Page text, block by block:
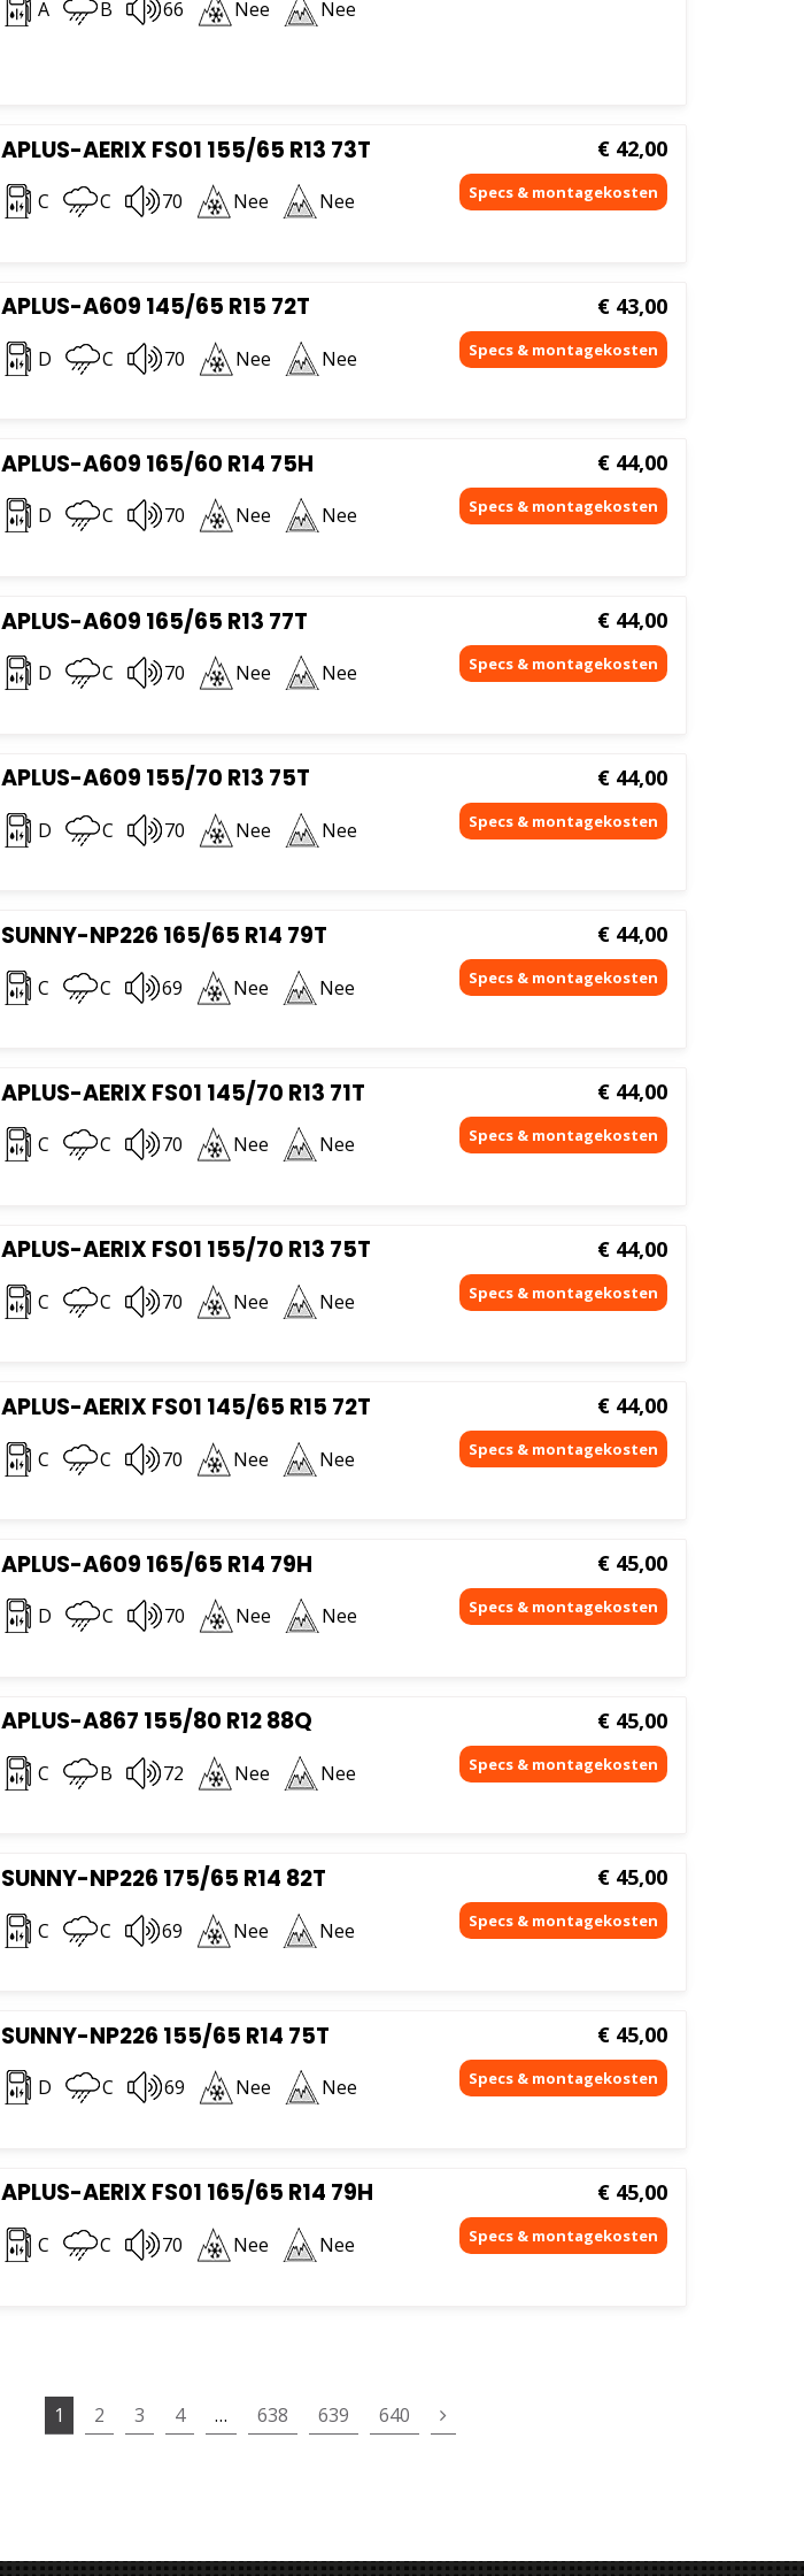
A B 66 Nee Nee
APLUS-AERIX FS01 155/65 R13 73T
C C 70 Nee Nee
€ 42,00
APLUS-A609 145/65 R15 72T
D C 70 Nee Nee
€ 43,00
APLUS-A609 165/60 R14 75H
D C 70 Nee Nee
€ 44,00
APLUS-A609 165/65 R13 77T
D C 70 Nee Nee
€ 44,00
APLUS-A609 155/70 R13 75T
D C 70 Nee Nee
€ 44,00
SUNNY-NP226 165/65 R14 79T
C C 69 Nee Nee
€ 44,00
APLUS-AERIX FS01 145/70 R13 71T
C C 70 Nee Nee
€ 44,00
APLUS-AERIX FS01 155/70 R13 75T
C C 70 Nee Nee
€ 44,00
APLUS-AERIX FS01 145/65 R15 72T
C C 70 Nee Nee
€ 44,00
APLUS-A609 165/65 R14 79H
D C 70 Nee Nee
€ 45,00
APLUS-A867 155/80 R12 88Q
C B 72 Nee Nee
€ 45,00
SUNNY-NP226 175/65 R14 82T
C C 69 Nee Nee
€ 45,00
SUNNY-NP226 155/65 R14 75T
D C 69 Nee Nee
€ 45,00
APLUS-AERIX FS01 165/65 R14 79H
C C 70 Nee Nee
€ 45,00
1 2 3 4 … 638 639 640